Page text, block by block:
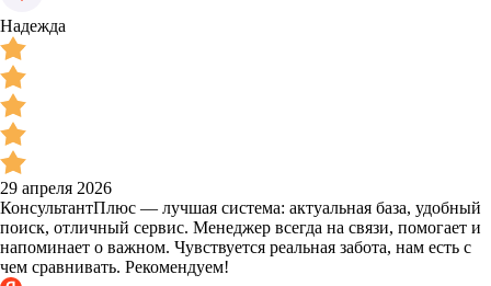
Надежда
29 апреля 2026
КонсультантПлюс — лучшая система: актуальная база, удобный
поиск, отличный сервис. Менеджер всегда на связи, помогает и
напоминает о важном. Чувствуется реальная забота, нам есть с
чем сравнивать. Рекомендуем!